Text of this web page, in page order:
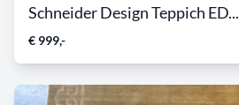
Schneider Design Teppich ED...
€ 999,-